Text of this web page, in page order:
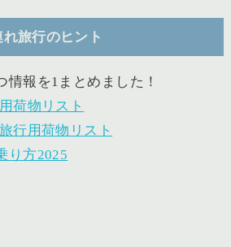
旅行のヒント
情報を1まとめました！
荷物リスト
行用荷物リスト
り方2025